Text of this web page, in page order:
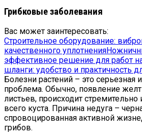
Грибковые заболевания
Вас может заинтересовать:
Строительное оборудование:
качественного уплотнения
эффективное решение для работ
шланги: удобство и практичность
Болезни растений – это
проблема. Обычно, появление
листьев, происходит стремительно
всего куста. Причина недуга –
спровоцированная активной
грибов.